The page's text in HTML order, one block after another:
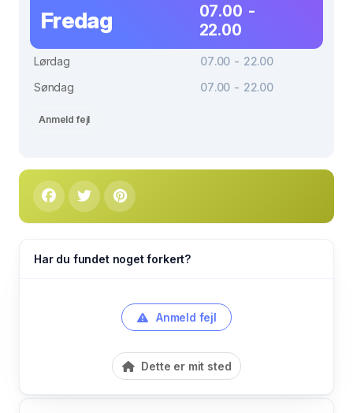
Fredag
07.00 -
22.00
Lørdag
07.00 - 22.00
Søndag
07.00 - 22.00
Anmeld fejl
Har du fundet noget forkert?
Anmeld fejl
Dette er mit sted